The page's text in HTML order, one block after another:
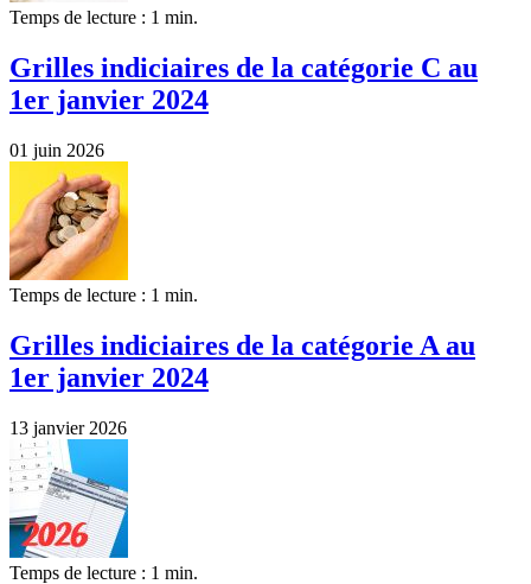
Temps de lecture : 1 min.
Grilles indiciaires de la catégorie C au
1er janvier 2024
01 juin 2026
Temps de lecture : 1 min.
Grilles indiciaires de la catégorie A au
1er janvier 2024
13 janvier 2026
Temps de lecture : 1 min.